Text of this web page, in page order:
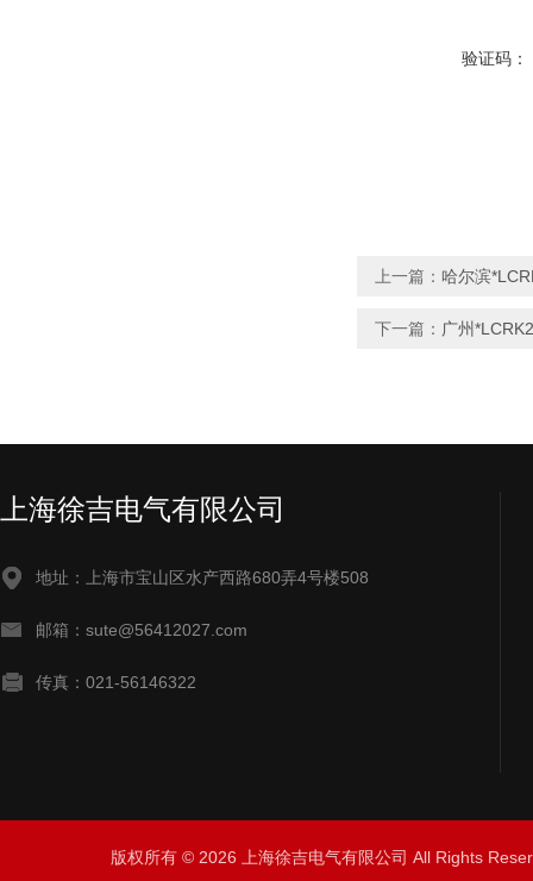
验证码：
上一篇： 哈尔滨
下一篇： 广州
上海徐吉电气有限公司
地址：上海市宝山区水产西路680弄4号楼508
邮箱：sute@56412027.com
传真：021-56146322
版权所有 © 2026 上海徐吉电气有限公司 All Rights